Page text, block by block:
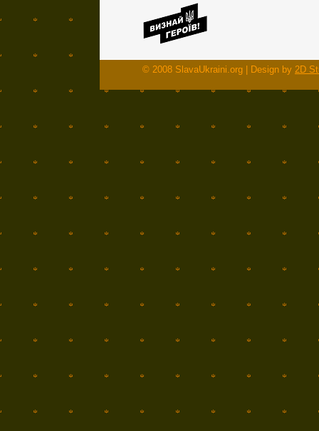
© 2008 SlavaUkraini.org | Design by 2D